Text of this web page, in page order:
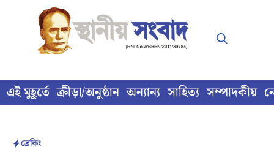
content
এই মুহূর্তে ক্রীড়া/অনুষ্ঠান অন্যান্য সাহিত্য সম্পাদকীয়
ব্রেকিং